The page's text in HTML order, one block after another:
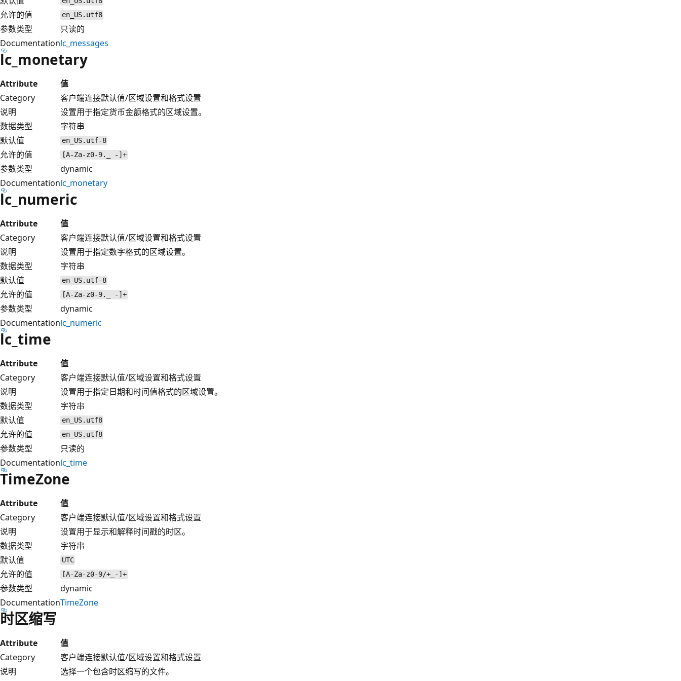
允许的值 en_US.utf8
参数类型
只读的
Documentationlc_messages
lc_monetary
Attribute
值
Category
客户端连接默认值/区域设置和格式设置
说明
设置用于指定货币金额格式的区域设置。
数据类型
字符串
默认值
en_US.utf-8
允许的值 [A-Za-z0-9._ -]+
参数类型
dynamic
Documentationlc_monetary
lc_numeric
Attribute
值
Category
客户端连接默认值/区域设置和格式设置
说明
设置用于指定数字格式的区域设置。
数据类型
字符串
默认值
en_US.utf-8
允许的值 [A-Za-z0-9._ -]+
参数类型
dynamic
Documentationlc_numeric
lc_time
Attribute
值
Category
客户端连接默认值/区域设置和格式设置
说明
设置用于指定日期和时间值格式的区域设置。
数据类型
字符串
默认值
en_US.utf8
允许的值 en_US.utf8
参数类型
只读的
Documentationlc_time
TimeZone
Attribute
值
Category
客户端连接默认值/区域设置和格式设置
说明
设置用于显示和解释时间戳的时区。
数据类型
字符串
默认值
UTC
允许的值 [A-Za-z0-9/+_-]+
参数类型
dynamic
DocumentationTimeZone
时区缩写
Attribute
值
Category
客户端连接默认值/区域设置和格式设置
说明
选择一个包含时区缩写的文件。